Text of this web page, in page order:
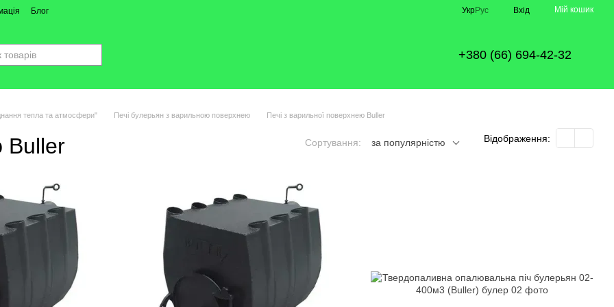
Блог УкрРус Вхід Мій кошик
+380 (66) 694-42-32
тепла та атмосфери" Печі булерьян з варильною поверхнею Печі з варильної поверхнею Buller
Buller Сортування: за популярністю Відображення: